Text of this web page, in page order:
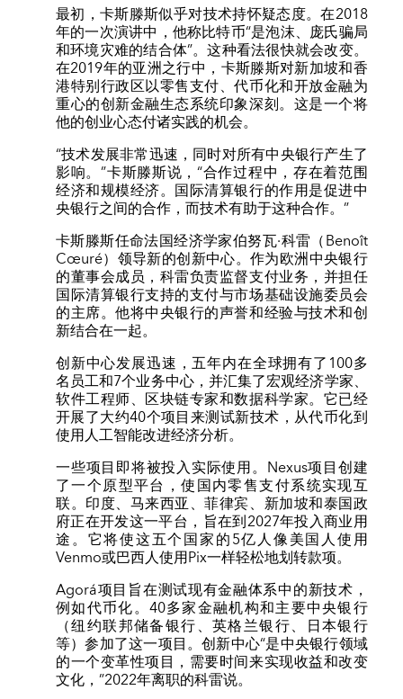
最初，卡斯滕斯似乎对技术持怀疑态度。在2018
年的一次演讲中，他称比特币“是泡沫、庞氏骗局
和环境灾难的结合体”。这种看法很快就会改变。
在2019年的亚洲之行中，卡斯滕斯对新加坡和香
港特别行政区以零售支付、代币化和开放金融为
重心的创新金融生态系统印象深刻。这是一个将
他的创业心态付诸实践的机会。
“技术发展非常迅速，同时对所有中央银行产生了
影响。”卡斯滕斯说，“合作过程中，存在着范围
经济和规模经济。国际清算银行的作用是促进中
央银行之间的合作，而技术有助于这种合作。”
卡斯滕斯任命法国经济学家伯努瓦·科雷（Benoît
Cœuré）领导新的创新中心。作为欧洲中央银行
的董事会成员，科雷负责监督支付业务，并担任
国际清算银行支持的支付与市场基础设施委员会
的主席。他将中央银行的声誉和经验与技术和创
新结合在一起。
创新中心发展迅速，五年内在全球拥有了100多
名员工和7个业务中心，并汇集了宏观经济学家、
软件工程师、区块链专家和数据科学家。它已经
开展了大约40个项目来测试新技术，从代币化到
使用人工智能改进经济分析。
一些项目即将被投入实际使用。Nexus项目创建
了一个原型平台，使国内零售支付系统实现互
联。印度、马来西亚、菲律宾、新加坡和泰国政
府正在开发这一平台，旨在到2027年投入商业用
途。它将使这五个国家的5亿人像美国人使用
Venmo或巴西人使用Pix一样轻松地划转款项。
Agorá项目旨在测试现有金融体系中的新技术，
例如代币化。40多家金融机构和主要中央银行
（纽约联邦储备银行、英格兰银行、日本银行
等）参加了这一项目。创新中心“是中央银行领域
的一个变革性项目，需要时间来实现收益和改变
文化，”2022年离职的科雷说。